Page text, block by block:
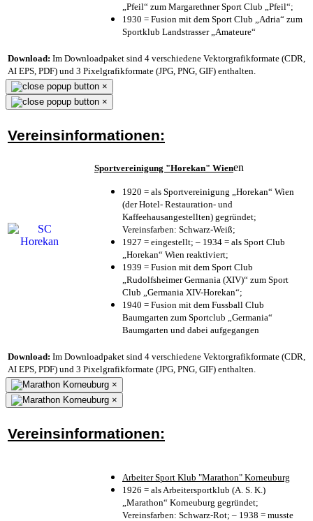
„Pfeil“ zum Margarethner Sport Club „Pfeil“;
1930 = Fusion mit dem Sport Club „Adria“ zum
Sportklub Landstrasser „Amateure“
Download: Im Downloadpaket sind 4 verschiedene Vektorgrafikformate (CDR,
AI EPS, PDF) und 3 Pixelgrafikformate (JPG, PNG, GIF) enthalten.
×
×
Vereinsinformationen:
Sportvereinigung "Horekan" Wienen
1920 = als Sportvereinigung „Horekan“ Wien
(der Hotel- Restauration- und
Kaffeehausangestellten) gegründet;
Vereinsfarben: Schwarz-Weiß;
1927 = eingestellt; – 1934 = als Sport Club
„Horekan“ Wien reaktiviert;
1939 = Fusion mit dem Sport Club
„Rudolfsheimer Germania (XIV)“ zum Sport
Club „Germania XIV-Horekan“;
1940 = Fusion mit dem Fussball Club
Baumgarten zum Sportclub „Germania“
Baumgarten und dabei aufgegangen
Download: Im Downloadpaket sind 4 verschiedene Vektorgrafikformate (CDR,
AI EPS, PDF) und 3 Pixelgrafikformate (JPG, PNG, GIF) enthalten.
×
×
Vereinsinformationen:
Arbeiter Sport Klub "Marathon" Korneuburg
1926 = als Arbeitersportklub (A. S. K.)
„Marathon“ Korneuburg gegründet;
Vereinsfarben: Schwarz-Rot; – 1938 = musste